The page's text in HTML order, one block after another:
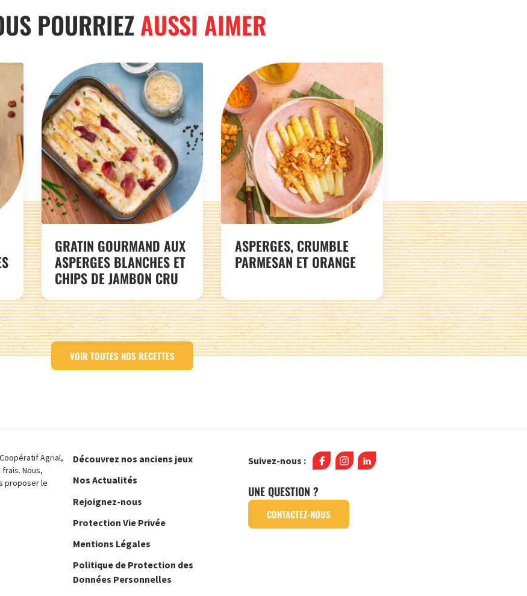
POURRIEZAUSSI AIMER
GRATIN GOURMAND AUX
ASPERGES BLANCHES ET
CHIPS DE JAMBON CRU
ASPERGES, CRUMBLE
PARMESAN ET ORANGE
VOIR TOUTES NOS RECETTES
Agrial,
Nous,
proposer le
Découvrez nos anciens jeux
Nos Actualités
Rejoignez-nous
Protection Vie Privée
Mentions Légales
Politique de Protection des
Données Personnelles
Suivez-nous :
UNE QUESTION ?
CONTACTEZ-NOUS